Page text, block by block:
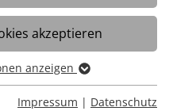
für neue
akzeptieren
grundlegende Funktionen
anzeigen
Impressum | Datenschutz